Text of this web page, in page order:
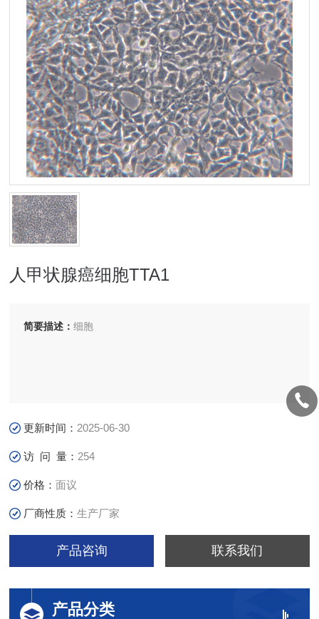
人甲状腺癌细胞TTA1
简要描述：细胞
更新时间： 2025-06-30
访 问 量： 254
价格：面议
厂商性质：生产厂家
产品咨询 联系我们
产品分类